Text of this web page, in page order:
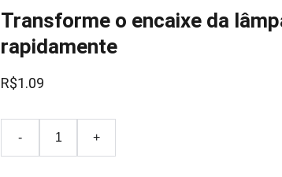
Transforme o encaixe da
rapidamente
R$1.09
- +